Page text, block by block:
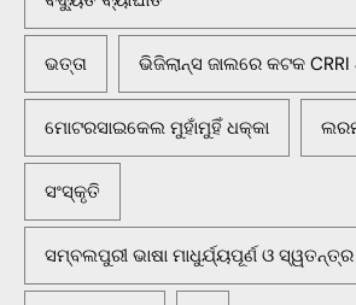
ଭତ୍ତା ଭିଜିଲାନ୍ସ ଜାଲରେ କଟକ CRRI
ମୋଟରସାଇକେଲ ମୁହାଁମୁହିଁ ଧକ୍କା
ସଂସ୍କୃତି
ସମ୍ବଲପୁରୀ ଭାଷା ମାଧୁର୍ଯ୍ୟପୂର୍ଣ ଓ